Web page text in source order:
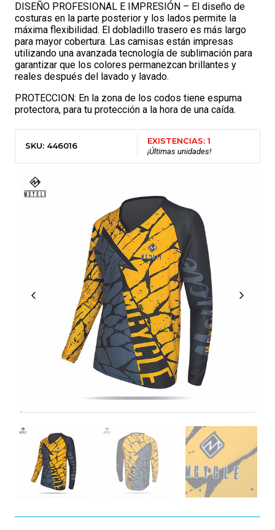
DISEÑO PROFESIONAL E IMPRESIÓN – El diseño de
costuras en la parte posterior y los lados permite la
máxima flexibilidad. El dobladillo trasero es más largo
para mayor cobertura. Las camisas están impresas
utilizando una avanzada tecnología de sublimación para
garantizar que los colores permanezcan brillantes y
reales después del lavado y lavado.
PROTECCION: En la zona de los codos tiene espuma
protectora, para tu protección a la hora de una caída.
SKU: 446016
EXISTENCIAS: 1
¡Últimas unidades!